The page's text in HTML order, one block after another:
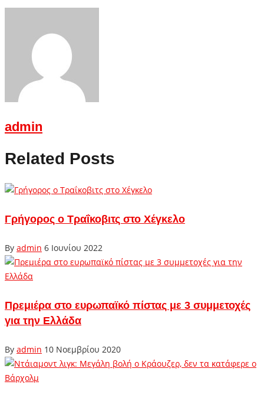
admin
Related Posts
Γρήγορος ο Τραΐκοβιτς στο Χέγκελο
By admin 6 Ιουνίου 2022
Πρεμιέρα στο ευρωπαϊκό πίστας με 3 συμμετοχές
για την Ελλάδα
By admin 10 Νοεμβρίου 2020